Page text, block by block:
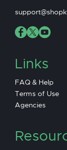
Links
FAQ & Help
Terms of Use
Agencies